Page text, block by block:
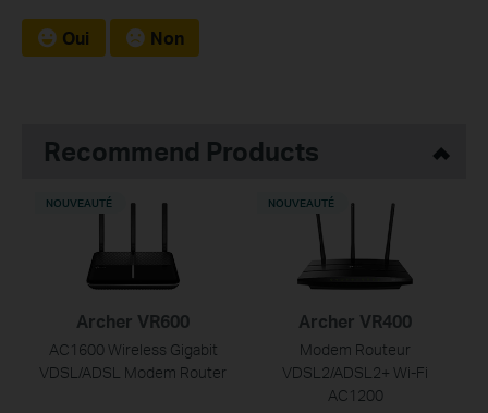
Oui Non
Recommend Products
Archer VR600
AC1600 Wireless Gigabit
VDSL/ADSL Modem Router
NOUVEAUTÉ
Archer VR400
Modem Routeur
VDSL2/ADSL2+ Wi-Fi
AC1200
NOUVEAUTÉ